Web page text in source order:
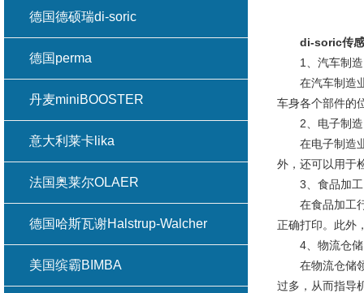
di-soric传
1、汽车制造
在汽车制造业
车身各个部件的
2、电子制造
在电子制造业
外，还可以用于
3、食品加工
在食品加工行
正确打印。此外
4、物流仓储
在物流仓储领
过多，从而指导
德国德硕瑞di-soric
德国perma
丹麦miniBOOSTER
意大利莱卡lika
法国奥莱尔OLAER
德国哈斯瓦谢Halstrup-Walcher
美国缤霸BIMBA